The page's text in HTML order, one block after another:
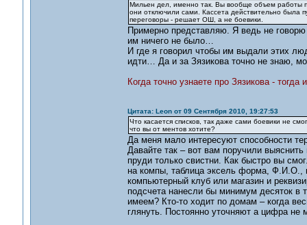
Мильен дел, именно так. Вы вообще объем работы
они отключили сами. Кассета действительно была
переговоры - решает ОШ, а не боевики.
Примерно представляю. Я ведь не
им ничего не было…
И где я говорил чтобы им выдали этих
идти… Да и за Зязикова точно не знаю,
Когда точно узнаете про Зязикова - тогда
Цитата: Leon от 09 Сентября 2010, 19:27:53
Что касается списков, так даже сами боевики не
что вы от ментов хотите?
Да меня мало интересуют способности
Давайте так – вот вам поручили
пруди только свистни. Как быстро вы
на компы, таблица эксель форма, Ф.И.О.,
компьютерный клуб или магазин и
подсчета нанесли бы минимум десяток
имеем? Кто-то ходит по домам – когда
глянуть. Постоянно уточняют а цифра не